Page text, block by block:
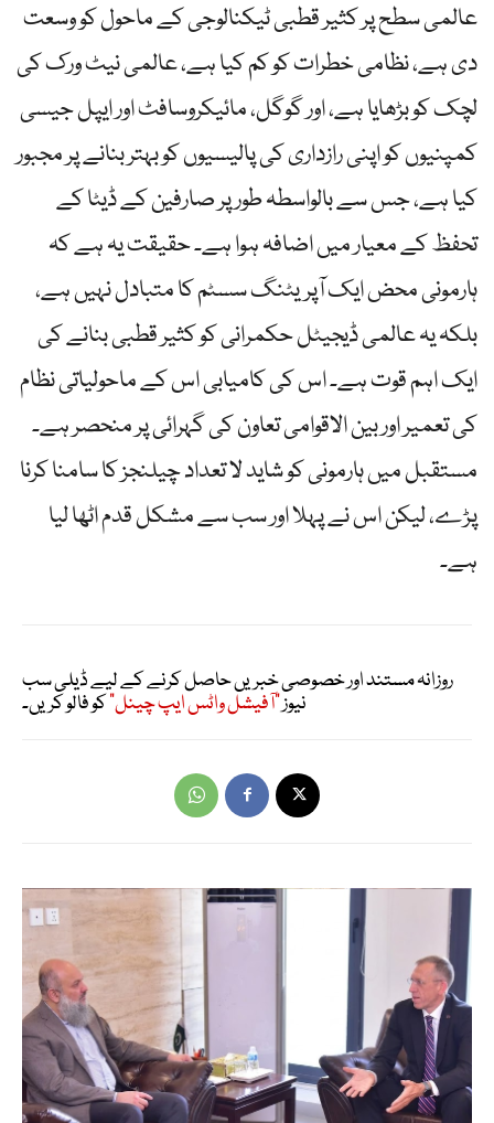
عالمی سطح پر کثیر قطبی ٹیکنالوجی کے ماحول کو وسعت
دی ہے، نظامی خطرات کو کم کیا ہے، عالمی نیٹ ورک کی
لچک کو بڑھایا ہے، اور گوگل، مائیکروسافٹ اور ایپل جیسی
کمپنیوں کو اپنی رازداری کی پالیسیوں کو بہتر بنانے پر مجبور
کیا ہے، جس سے بالواسطہ طور پر صارفین کے ڈیٹا کے
تحفظ کے معیار میں اضافہ ہوا ہے۔ حقیقت یہ ہے کہ
ہارمونی محض ایک آپریٹنگ سسٹم کا متبادل نہیں ہے،
بلکہ یہ عالمی ڈیجیٹل حکمرانی کو کثیر قطبی بنانے کی
ایک اہم قوت ہے۔ اس کی کامیابی اس کے ماحولیاتی نظام
کی تعمیر اور بین الاقوامی تعاون کی گہرائی پر منحصر ہے۔
مستقبل میں ہارمونی کو شاید لا تعداد چیلنجز کا سامنا کرنا
پڑے، لیکن اس نے پہلا اور سب سے مشکل قدم اٹھا لیا
ہے۔
روزانہ مستند اور خصوصی خبریں حاصل کرنے کے لیے ڈیلی سب
نیوز"آفیشل واٹس ایپ چینل"کو فالو کریں۔